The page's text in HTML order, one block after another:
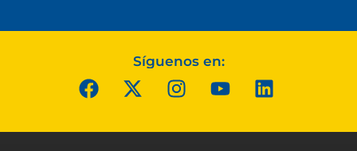
Síguenos en: